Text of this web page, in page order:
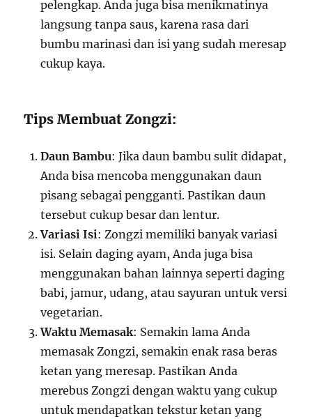
pelengkap. Anda juga bisa menikmatinya
langsung tanpa saus, karena rasa dari
bumbu marinasi dan isi yang sudah meresap
cukup kaya.
Tips Membuat Zongzi:
Daun Bambu: Jika daun bambu sulit didapat,
Anda bisa mencoba menggunakan daun
pisang sebagai pengganti. Pastikan daun
tersebut cukup besar dan lentur.
Variasi Isi: Zongzi memiliki banyak variasi
isi. Selain daging ayam, Anda juga bisa
menggunakan bahan lainnya seperti daging
babi, jamur, udang, atau sayuran untuk versi
vegetarian.
Waktu Memasak: Semakin lama Anda
memasak Zongzi, semakin enak rasa beras
ketan yang meresap. Pastikan Anda
merebus Zongzi dengan waktu yang cukup
untuk mendapatkan tekstur ketan yang